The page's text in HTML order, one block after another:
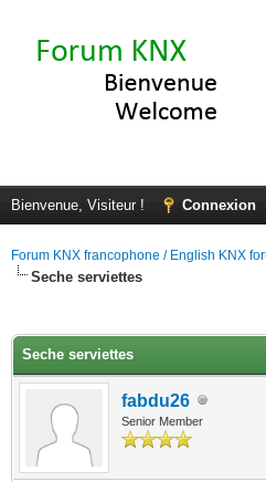
Bienvenue, Visiteur ! Connexion
Forum KNX francophone / English KNX
Seche serviettes
Seche serviettes
fabdu26
Senior Member